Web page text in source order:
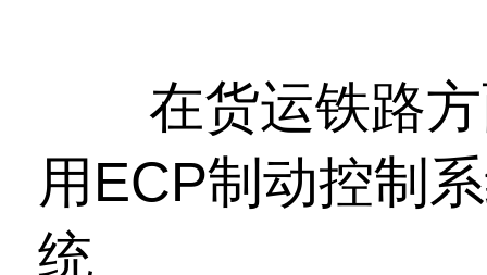
在货运铁路方
用ECP制动控制
统